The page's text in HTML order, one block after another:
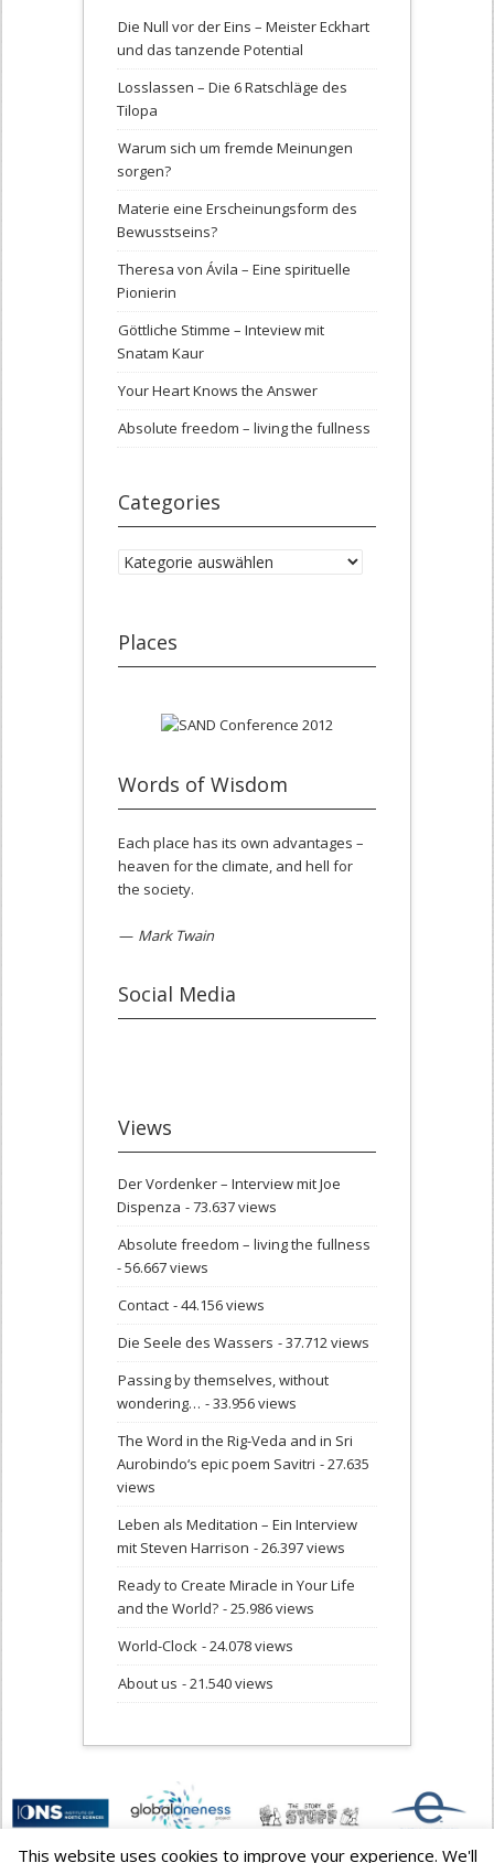
Die Null vor der Eins – Meister Eckhart
und das tanzende Potential
Losslassen – Die 6 Ratschläge des
Tilopa
Warum sich um fremde Meinungen
sorgen?
Materie eine Erscheinungsform des
Bewusstseins?
Theresa von Ávila – Eine spirituelle
Pionierin
Göttliche Stimme – Inteview mit
Snatam Kaur
Your Heart Knows the Answer
Absolute freedom – living the fullness
Categories
Categories
Places
Words of Wisdom
Each place has its own advantages –
heaven for the climate, and hell for
the society.
— Mark Twain
Social Media
Views
Der Vordenker – Interview mit Joe
Dispenza - 73.637 views
Absolute freedom – living the fullness
- 56.667 views
Contact - 44.156 views
Die Seele des Wassers - 37.712 views
Passing by themselves, without
wondering… - 33.956 views
The Word in the Rig-Veda and in Sri
Aurobindo‘s epic poem Savitri - 27.635
views
Leben als Meditation – Ein Interview
mit Steven Harrison - 26.397 views
Ready to Create Miracle in Your Life
and the World? - 25.986 views
World-Clock - 24.078 views
About us - 21.540 views
This website uses cookies to improve your experience. We'll